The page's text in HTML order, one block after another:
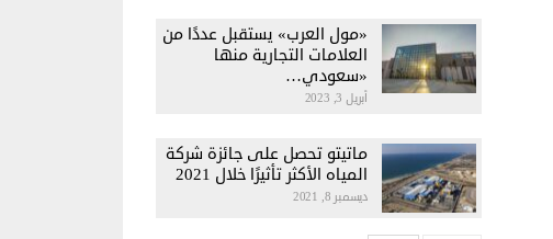
«مول العرب» يستقبل عددًا من
العلامات التجارية منها
«سعودي…
أبريل 3, 2023
ماتيتو تحصل على جائزة شركة
المياه الأكثر تأثيرًا خلال 2021
ديسمبر 8, 2021